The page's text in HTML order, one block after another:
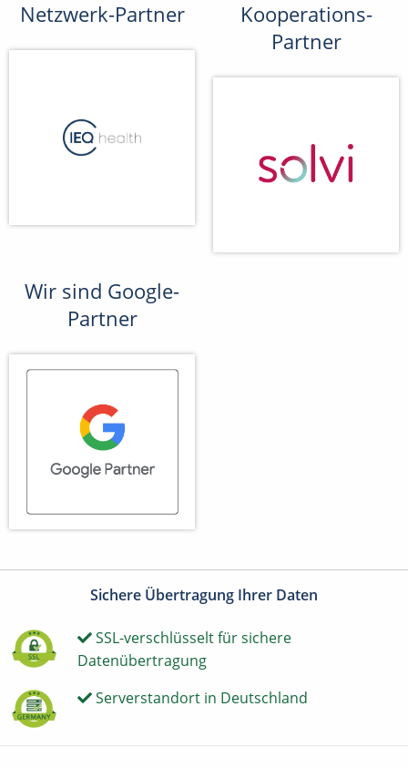
Netzwerk-Partner
Kooperations-
Partner
Wir sind Google-
Partner
Sichere Übertragung Ihrer Daten
SSL-verschlüsselt für sichere
Datenübertragung
Serverstandort in Deutschland